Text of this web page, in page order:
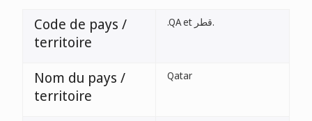
Code de pays /
territoire
.QA et قطر.
Nom du pays /
territoire
Qatar